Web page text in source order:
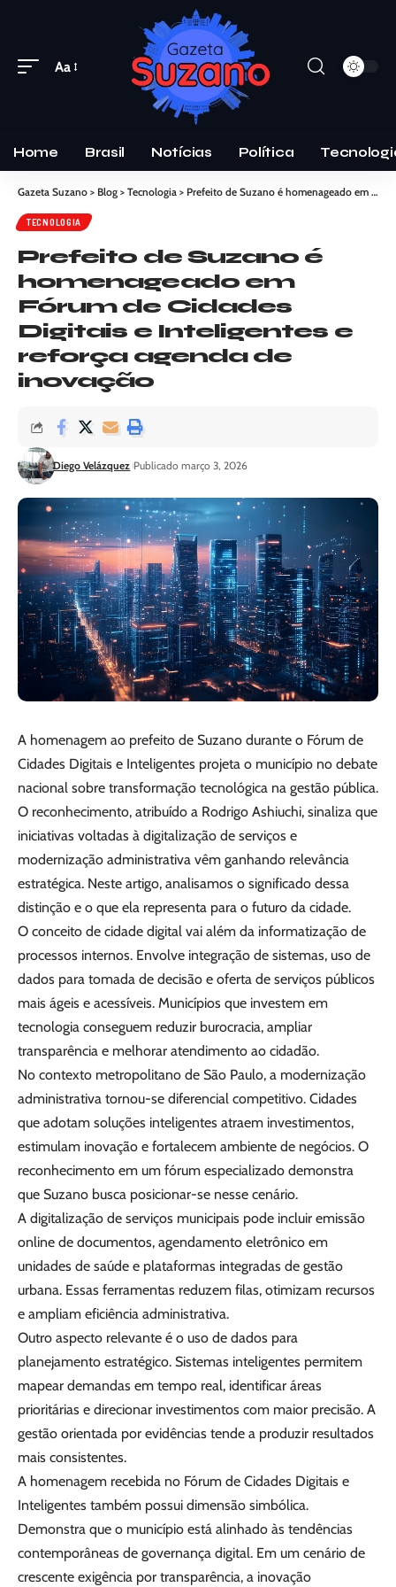
Aa
Home Brasil Notícias Política
Gazeta Suzano > Blog > Tecnologia > Prefeito de Suzano é homenageado em Fórum de Cidades Digitais e Inteligentes e reforça agenda de inovação
TECNOLOGIA
Prefeito de Suzano é
homenageado em
Fórum de Cidades
Digitais e Inteligentes e
reforça agenda de
inovação
Diego Velázquez Publicado março 3, 2026
A homenagem ao prefeito de Suzano durante o Fórum de
Cidades Digitais e Inteligentes projeta o município no debate
nacional sobre transformação tecnológica na gestão pública.
O reconhecimento, atribuído a Rodrigo Ashiuchi, sinaliza que
iniciativas voltadas à digitalização de serviços e
modernização administrativa vêm ganhando relevância
estratégica. Neste artigo, analisamos o significado dessa
distinção e o que ela representa para o futuro da cidade.
O conceito de cidade digital vai além da informatização de
processos internos. Envolve integração de sistemas, uso de
dados para tomada de decisão e oferta de serviços públicos
mais ágeis e acessíveis. Municípios que investem em
tecnologia conseguem reduzir burocracia, ampliar
transparência e melhorar atendimento ao cidadão.
No contexto metropolitano de São Paulo, a modernização
administrativa tornou-se diferencial competitivo. Cidades
que adotam soluções inteligentes atraem investimentos,
estimulam inovação e fortalecem ambiente de negócios. O
reconhecimento em um fórum especializado demonstra
que Suzano busca posicionar-se nesse cenário.
A digitalização de serviços municipais pode incluir emissão
online de documentos, agendamento eletrônico em
unidades de saúde e plataformas integradas de gestão
urbana. Essas ferramentas reduzem filas, otimizam recursos
e ampliam eficiência administrativa.
Outro aspecto relevante é o uso de dados para
planejamento estratégico. Sistemas inteligentes permitem
mapear demandas em tempo real, identificar áreas
prioritárias e direcionar investimentos com maior precisão. A
gestão orientada por evidências tende a produzir resultados
mais consistentes.
A homenagem recebida no Fórum de Cidades Digitais e
Inteligentes também possui dimensão simbólica.
Demonstra que o município está alinhado às tendências
contemporâneas de governança digital. Em um cenário de
crescente exigência por transparência, a inovação